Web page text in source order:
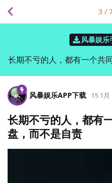
风暴娱乐
长期不亏的人，都有一个共
3 /
风暴娱乐APP下载 15 1月
长期不亏的人，都有
盘，而不是自责